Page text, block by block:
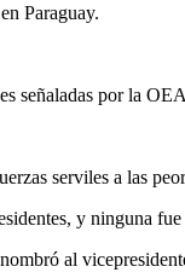
Paraguay.
señaladas por la
serviles a las
y ninguna
al